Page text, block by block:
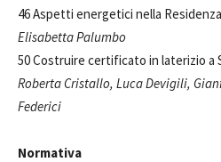
46 Aspetti energetici nella
Elisabetta Palumbo
50 Costruire certificato in laterizio a
Roberta Cristallo, Luca Devigili,
Federici
Normativa